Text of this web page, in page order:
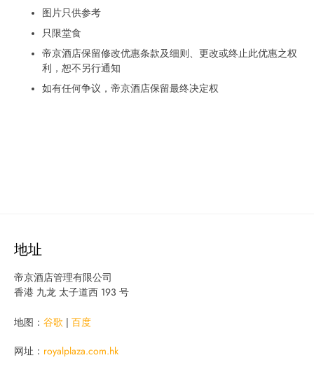
图片只供参考
只限堂食
帝京酒店保留修改优惠条款及细则、更改或终止此优惠之权
利，恕不另行通知
如有任何争议，帝京酒店保留最终决定权
地址
帝京酒店管理有限公司
香港 九龙 太子道西 193 号
地图： 谷歌 百度
网址： royalplaza.com.hk